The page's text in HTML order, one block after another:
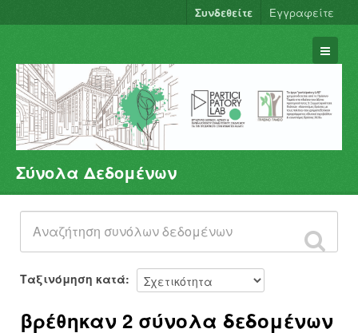
Συνδεθείτε Εγγραφείτε
Σύνολα Δεδομένων
Φορείς
Ομάδες
Σχετικά
Σύνολα Δεδομένων
Ταξινόμηση κατά
βρέθηκαν 2 σύνολα δεδομένων